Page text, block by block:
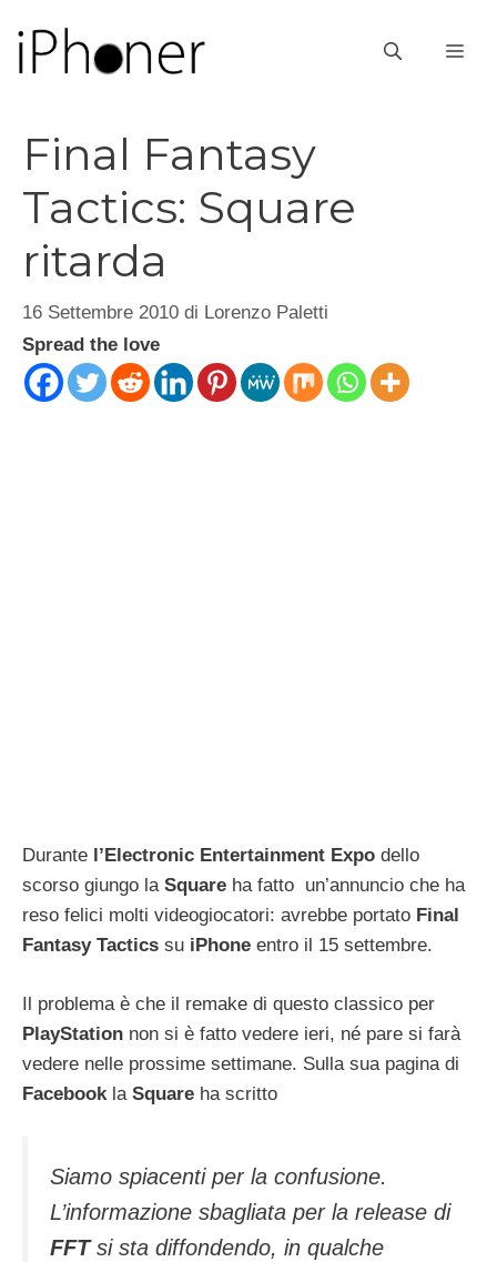
contenuto
Final Fantasy
Tactics: Square
ritarda
16 Settembre 2010 di Lorenzo Paletti
Spread the love
Durante l’Electronic Entertainment Expo dello
scorso giungo la Square ha fatto un’annuncio che ha
reso felici molti videogiocatori: avrebbe portato Final
Fantasy Tactics su iPhone entro il 15 settembre.
Il problema è che il remake di questo classico per
PlayStation non si è fatto vedere ieri, né pare si farà
vedere nelle prossime settimane. Sulla sua pagina di
Facebookla Square ha scritto
Siamo spiacenti per la confusione.
L’informazione sbagliata per la release di
FFTsi sta diffondendo, in qualche